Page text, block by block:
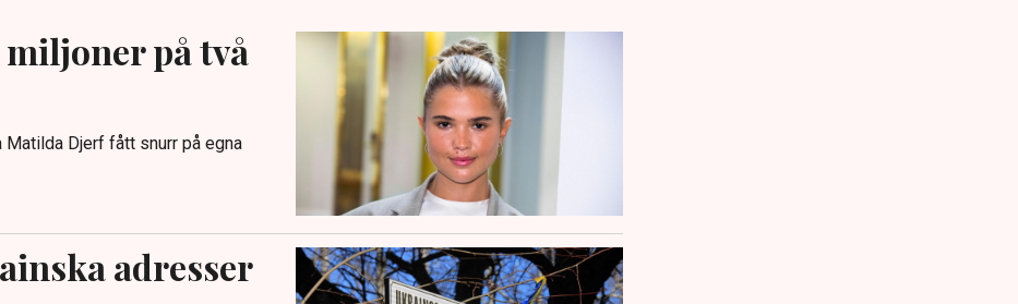
på två
Djerf fått snurr på egna
adresser